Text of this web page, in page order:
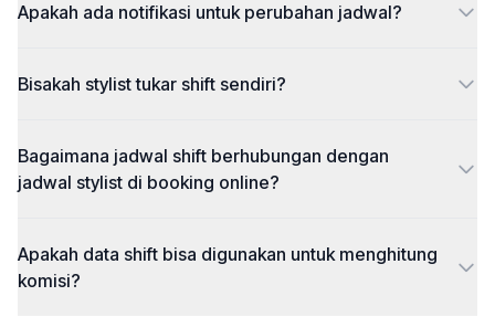
Apakah ada notifikasi untuk perubahan jadwal?
Bisakah stylist tukar shift sendiri?
Bagaimana jadwal shift berhubungan dengan
jadwal stylist di booking online?
Apakah data shift bisa digunakan untuk menghitung
komisi?